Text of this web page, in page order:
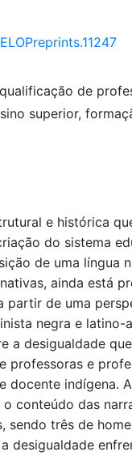
de
superior,
e histórica
do sistema
de uma língua
ainda está
partir de uma
negra e latino-
a desigualdade
professoras e
docente indígena.
conteúdo das
sendo três de
desigualdade